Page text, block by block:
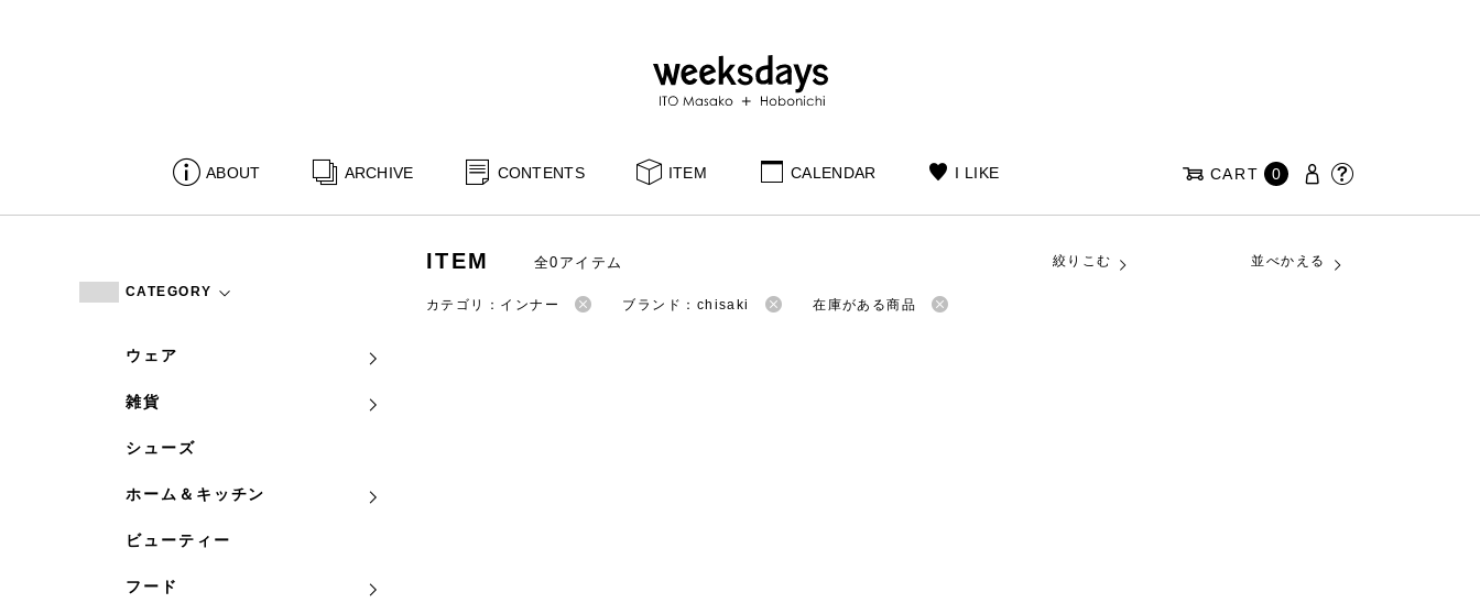
ABOUT ARCHIVE CONTENTS ITEM CALENDAR I LIKE CART 0
CATEGORY
ウェア
雑貨
シューズ
ホーム＆キッチン
ビューティー
フード
ITEM 全0アイテム 絞りこむ 並べかえる
カテゴリ：インナー ブランド：chisaki 在庫がある商品